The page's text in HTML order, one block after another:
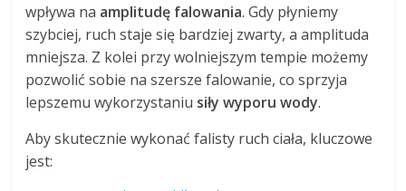
wpływa na amplitudę falowania. Gdy płyniemy
szybciej, ruch staje się bardziej zwarty, a amplituda
mniejsza. Z kolei przy wolniejszym tempie możemy
pozwolić sobie na szersze falowanie, co sprzyja
lepszemu wykorzystaniu siły wyporu wody.
Aby skutecznie wykonać falisty ruch ciała, kluczowe
jest: